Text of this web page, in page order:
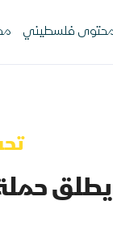
فلسطيني